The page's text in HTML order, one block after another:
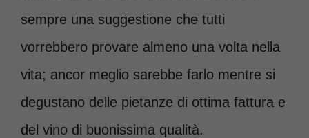
sempre una suggestione che tutti
vorrebbero provare almeno una volta nella
vita; ancor meglio sarebbe farlo mentre si
degustano delle pietanze di ottima fattura e
del vino di buonissima qualità.